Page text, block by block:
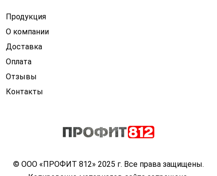
Продукция
О компании
Доставка
Оплата
Отзывы
Контакты
© ООО «ПРОФИТ 812» 2025 г. Все права защищены.